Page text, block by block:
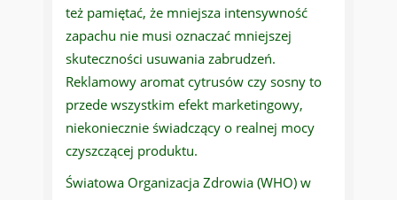
też pamiętać, że mniejsza intensywność
zapachu nie musi oznaczać mniejszej
skuteczności usuwania zabrudzeń.
Reklamowy aromat cytrusów czy sosny to
przede wszystkim efekt marketingowy,
niekoniecznie świadczący o realnej mocy
czyszczącej produktu.
Światowa Organizacja Zdrowia (WHO) w